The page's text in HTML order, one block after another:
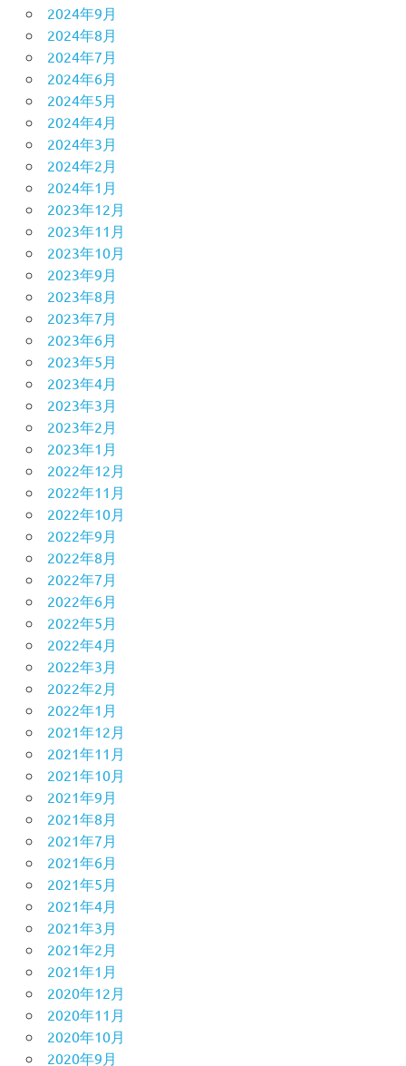
2024年9月
2024年8月
2024年7月
2024年6月
2024年5月
2024年4月
2024年3月
2024年2月
2024年1月
2023年12月
2023年11月
2023年10月
2023年9月
2023年8月
2023年7月
2023年6月
2023年5月
2023年4月
2023年3月
2023年2月
2023年1月
2022年12月
2022年11月
2022年10月
2022年9月
2022年8月
2022年7月
2022年6月
2022年5月
2022年4月
2022年3月
2022年2月
2022年1月
2021年12月
2021年11月
2021年10月
2021年9月
2021年8月
2021年7月
2021年6月
2021年5月
2021年4月
2021年3月
2021年2月
2021年1月
2020年12月
2020年11月
2020年10月
2020年9月